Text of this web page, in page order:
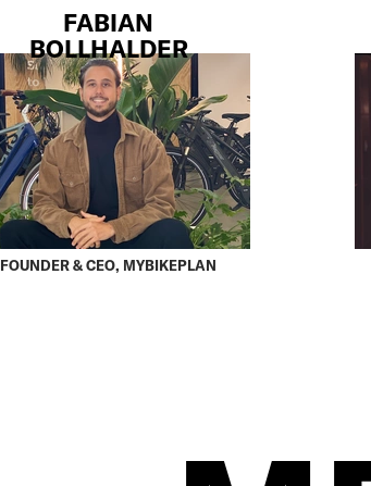
FABIAN
BOLLHALDER
FOUNDER & CEO, MYBIKEPLAN